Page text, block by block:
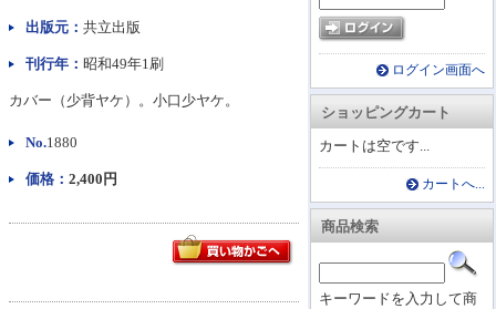
ログイン画面へ
ショッピングカート
カートは空です...
カートへ...
商品検索
キーワードを入力して商
出版元： 共立出版
刊行年： 昭和49年1刷
カバー（少背ヤケ）。小口少ヤケ。
No.1880
価格： 2,400円